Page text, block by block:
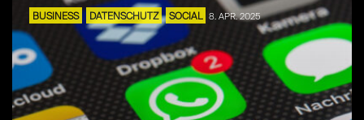
BUSINESS DATENSCHUTZ SOCIAL 8. APR. 2025